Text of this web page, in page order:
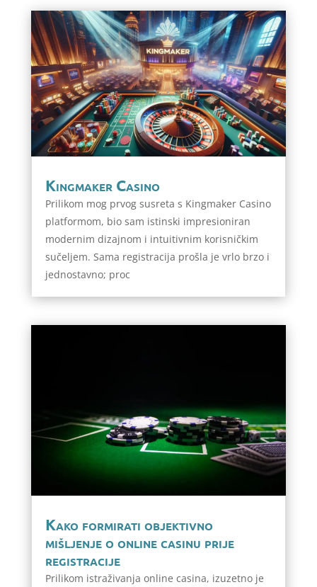
Kingmaker Casino
Prilikom mog prvog susreta s Kingmaker Casino
platformom, bio sam istinski impresioniran
modernim dizajnom i intuitivnim korisničkim
sučeljem. Sama registracija prošla je vrlo brzo i
jednostavno; proc
Kako formirati objektivno
mišljenje o online casinu prije
registracije
Prilikom istraživanja online casina, izuzetno je